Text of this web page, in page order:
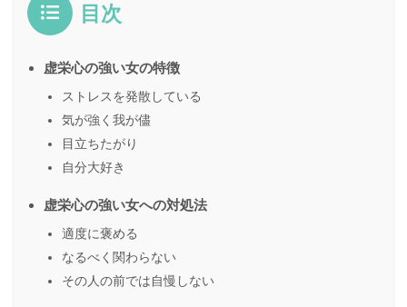
目次
虚栄心の強い女の特徴
ストレスを発散している
気が強く我が儘
目立ちたがり
自分大好き
虚栄心の強い女への対処法
適度に褒める
なるべく関わらない
その人の前では自慢しない